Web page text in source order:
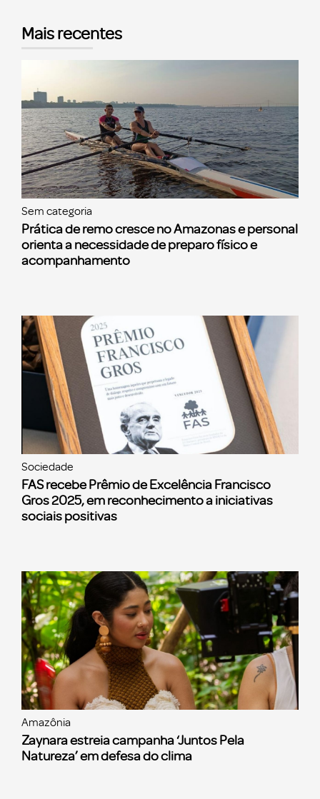
Mais recentes
Sem categoria
Prática de remo cresce no Amazonas e personal
orienta a necessidade de preparo físico e
acompanhamento
Sociedade
FAS recebe Prêmio de Excelência Francisco
Gros 2025, em reconhecimento a iniciativas
sociais positivas
Amazônia
Zaynara estreia campanha ‘Juntos Pela
Natureza’ em defesa do clima